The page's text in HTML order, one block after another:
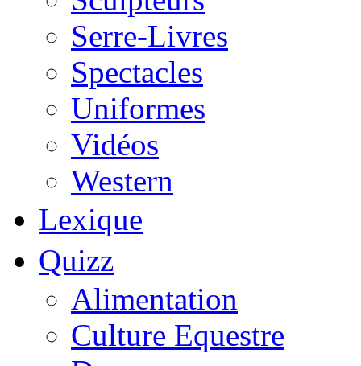
Serre-Livres
Spectacles
Uniformes
Vidéos
Western
Lexique
Quizz
Alimentation
Culture Equestre